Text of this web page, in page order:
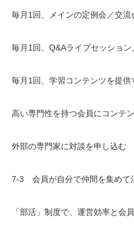
毎月1回、メインの定例会／交流
毎月1回、Q&Aライブセッショ
毎月1回、学習コンテンツを提供
高い専門性を持つ会員にコンテ
外部の専門家に対談を申し込む
7-3 会員が自分で仲間を集めて
「部活」制度で、運営効率と会